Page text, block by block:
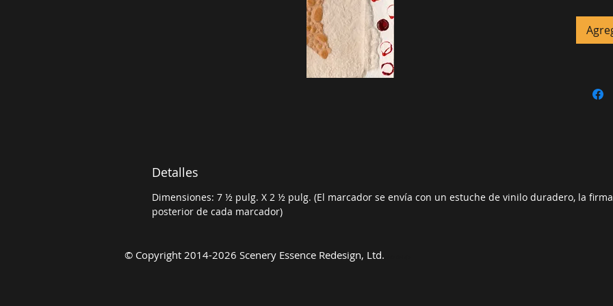
funda
Detalles
Dimensiones: 7 ½ pulg. X 2 ½ pulg. (El marcador se envía con un estuche de vinilo duradero, la
posterior de cada marcador)
© Copyright 2014-2026 Scenery Essence Redesign, Ltd.